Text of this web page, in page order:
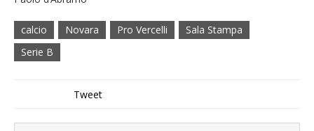
calcio Novara Pro Vercelli
Sala Stampa
Serie B
Tweet